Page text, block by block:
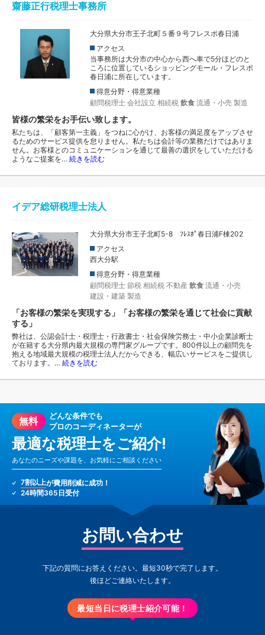
齋藤正行税理士事務所
大分県大分市王子北町５番９号フレスポ春日浦
アクセス
当事務所は大分市の中心から西へ車で5分ほどのと
ころに位置しているショッピングモール・フレスポ
春日浦に所在しています。
得意分野・得意業種
顧問税理士 会社設立 相続税 飲食 流通・小売 製造
皆様の繁栄をお手伝い致します。
私たちは、「顧客第一主義」をつねに心がけ、お客様の満足度をアップさせ
るためのサービス提供を怠りません。私たちは会計等の業務だけではありま
せん。お客様とのコミュニケーションを通じて最善の選択をしていただける
ようなご提案を… 続きを読む
イデア総研税理士法人
大分県大分市王子北町5-8 ﾌﾚｽﾎﾟ春日浦F棟202
アクセス
西大分駅
得意分野・得意業種
顧問税理士 節税 相続税 不動産 飲食 流通・小売
建設・建築 製造
「お客様の繁栄を実現する」「お客様の繁栄を通じて社会に貢献
する」
弊社は、公認会計士・税理士・行政書士・社会保険労務士・中小企業診断士
が在籍する大分県内最大規模の専門家グループです。800件以上の顧問先を
抱える地域最大規模の税理士法人だからできる、幅広いサービスをご提供し
ております。… 続きを読む
無料
どんな条件でも
プロのコーディネーターが
最適な税理士をご紹介!
あなたのニーズや課題を、お気軽にご相談ください
7割以上が費用削減に成功！
24時間365日受付
お問い合わせ
下記の質問にお答えください。最短30秒で完了します。
後ほどご連絡いたします。
最短当日に税理士紹介可能！